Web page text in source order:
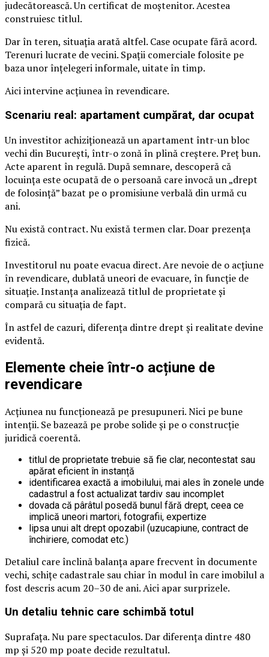
judecătorească. Un certificat de moștenitor. Acestea
construiesc titlul.
Dar în teren, situația arată altfel. Case ocupate fără acord.
Terenuri lucrate de vecini. Spații comerciale folosite pe
baza unor înțelegeri informale, uitate în timp.
Aici intervine acțiunea în revendicare.
Scenariu real: apartament cumpărat, dar ocupat
Un investitor achiziționează un apartament într-un bloc
vechi din București, într-o zonă în plină creștere. Preț bun.
Acte aparent în regulă. După semnare, descoperă că
locuința este ocupată de o persoană care invocă un „drept
de folosință” bazat pe o promisiune verbală din urmă cu
ani.
Nu există contract. Nu există termen clar. Doar prezența
fizică.
Investitorul nu poate evacua direct. Are nevoie de o acțiune
în revendicare, dublată uneori de evacuare, în funcție de
situație. Instanța analizează titlul de proprietate și
compară cu situația de fapt.
În astfel de cazuri, diferența dintre drept și realitate devine
evidentă.
Elemente cheie într-o acțiune de
revendicare
Acțiunea nu funcționează pe presupuneri. Nici pe bune
intenții. Se bazează pe probe solide și pe o construcție
juridică coerentă.
titlul de proprietate trebuie să fie clar, necontestat sau
apărat eficient în instanță
identificarea exactă a imobilului, mai ales în zonele unde
cadastrul a fost actualizat tardiv sau incomplet
dovada că pârâtul posedă bunul fără drept, ceea ce
implică uneori martori, fotografii, expertize
lipsa unui alt drept opozabil (uzucapiune, contract de
închiriere, comodat etc.)
Detaliul care înclină balanța apare frecvent în documente
vechi, schițe cadastrale sau chiar în modul în care imobilul a
fost descris acum 20–30 de ani. Aici apar surprizele.
Un detaliu tehnic care schimbă totul
Suprafața. Nu pare spectaculos. Dar diferența dintre 480
mp și 520 mp poate decide rezultatul.